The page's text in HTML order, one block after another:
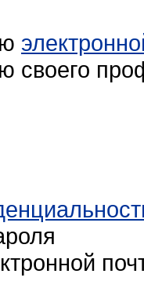
своего